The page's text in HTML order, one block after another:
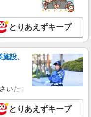
・メール支援 1件：500円
えた金額をお支払いいた
は弊社負担。その他、支
詳細を見る
応コース
特定保健指導
：10,000円〜14,716円 ・
円〜5,239円 ・遠隔面
円 ・電話支援 1件：
メール支援 1件：500円
えた金額をお支払いいた
県羽生市及びその周辺
詳細を見る
とりあえずキープ
設、
いたま市岩槻区・久喜市・
とりあえずキープ